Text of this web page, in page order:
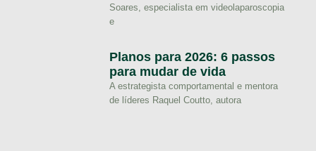
Soares, especialista em videolaparoscopia
e
Planos para 2026: 6 passos
para mudar de vida
A estrategista comportamental e mentora
de líderes Raquel Coutto, autora